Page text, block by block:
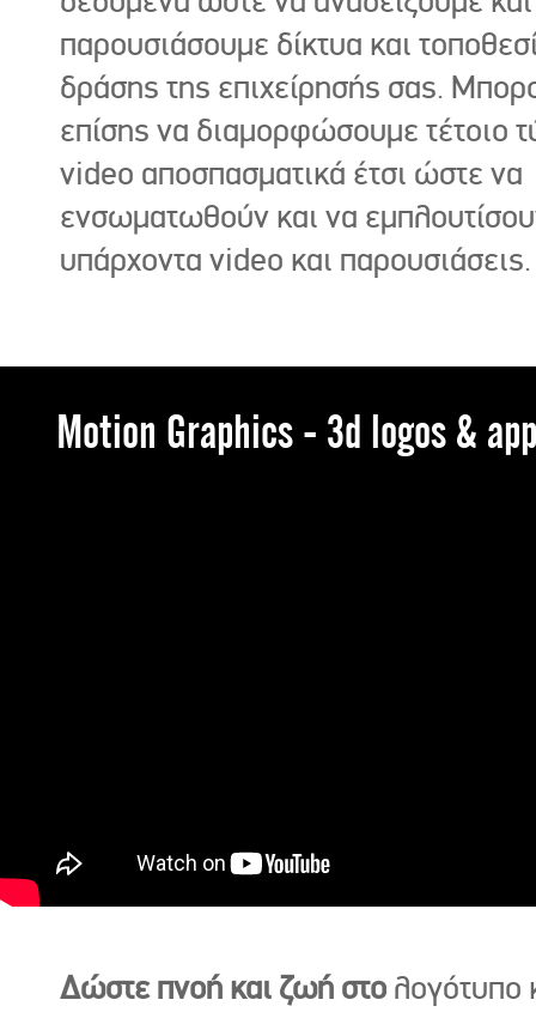
παρουσιάσουμε δίκτυα και
δράσης της επιχείρησής σας.
επίσης να διαμορφώσουμε τέτοιο
video αποσπασματικά έτσι ώστε να
ενσωματωθούν και να
υπάρχοντα video και παρουσιάσεις.
Motion Graphics - 3d logos &
Δώστε πνοή και ζωή στο λογότυπο